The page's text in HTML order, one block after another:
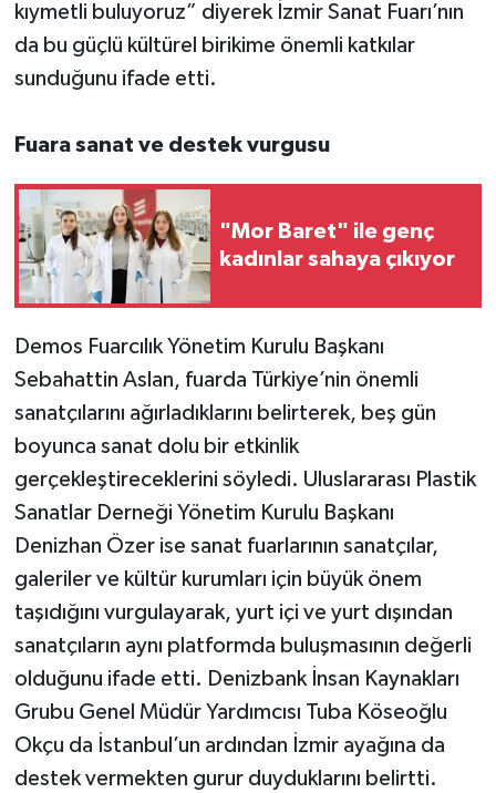
kıymetli buluyoruz” diyerek İzmir Sanat Fuarı’nın
da bu güçlü kültürel birikime önemli katkılar
sunduğunu ifade etti.
Fuara sanat ve destek vurgusu
"Mor Baret" ile genç
kadınlar sahaya çıkıyor
Demos Fuarcılık Yönetim Kurulu Başkanı
Sebahattin Aslan, fuarda Türkiye’nin önemli
sanatçılarını ağırladıklarını belirterek, beş gün
boyunca sanat dolu bir etkinlik
gerçekleştireceklerini söyledi. Uluslararası Plastik
Sanatlar Derneği Yönetim Kurulu Başkanı
Denizhan Özer ise sanat fuarlarının sanatçılar,
galeriler ve kültür kurumları için büyük önem
taşıdığını vurgulayarak, yurt içi ve yurt dışından
sanatçıların aynı platformda buluşmasının değerli
olduğunu ifade etti. Denizbank İnsan Kaynakları
Grubu Genel Müdür Yardımcısı Tuba Köseoğlu
Okçu da İstanbul’un ardından İzmir ayağına da
destek vermekten gurur duyduklarını belirtti.